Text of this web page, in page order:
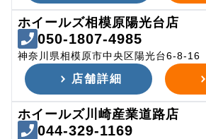
ホイールズ相模原陽光台店
050-1807-4985
神奈川県相模原市中央区陽光台6-8-16
店舗詳細
ホイールズ川崎産業道路店
044-329-1169